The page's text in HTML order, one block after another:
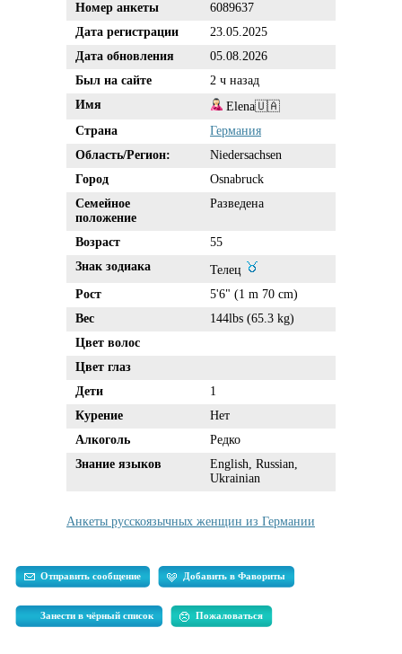
Номер анкеты
6089637
Дата регистрации
23.05.2025
Дата обновления
05.08.2026
Был на сайте
2 ч назад
Имя
Elena🇺🇦
Страна
Германия
Область/Регион:
Niedersachsen
Город
Osnabruck
Семейное
положение
Разведена
Возраст
55
Знак зодиака
Телец
Рост
5'6" (1 m 70 cm)
Вес
144lbs (65.3 kg)
Цвет волос
Цвет глаз
Дети
1
Курение
Нет
Алкоголь
Редко
Знание языков
English, Russian,
Ukrainian
Анкеты русскоязычных женщин из Германии
Отправить сообщение Добавить в Фавориты
Занести в чёрный список Пожаловаться